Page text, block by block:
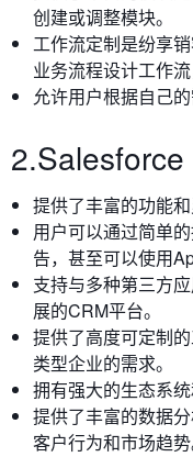
创建或调整模块。
工作流定制是纷享
业务流程设计工作
允许用户根据自己
2.Salesforce
提供了丰富的功能和
用户可以通过简单
告，甚至可以使用
支持与多种第三方
展的CRM平台。
提供了高度可定制
类型企业的需求。
拥有强大的生态系
提供了丰富的数据
客户行为和市场趋势